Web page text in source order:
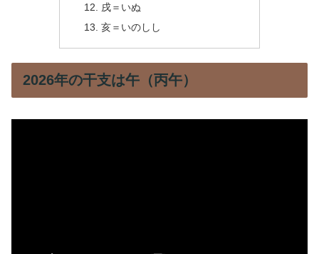
戌＝いぬ
亥＝いのしし
2026年の干支は午（丙午）